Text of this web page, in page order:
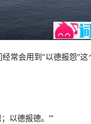
常会用到“以德报怨”
以德报德。’”